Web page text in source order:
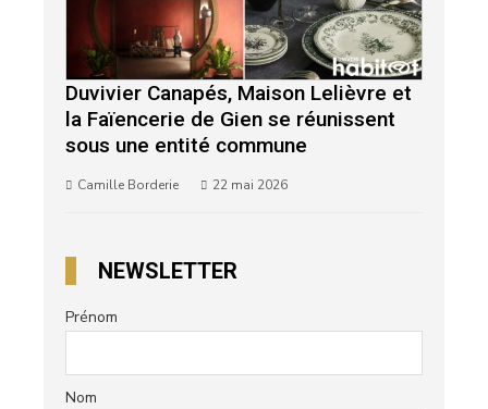
Duvivier Canapés, Maison Lelièvre et
la Faïencerie de Gien se réunissent
sous une entité commune
Camille Borderie 22 mai 2026
NEWSLETTER
Prénom
Nom